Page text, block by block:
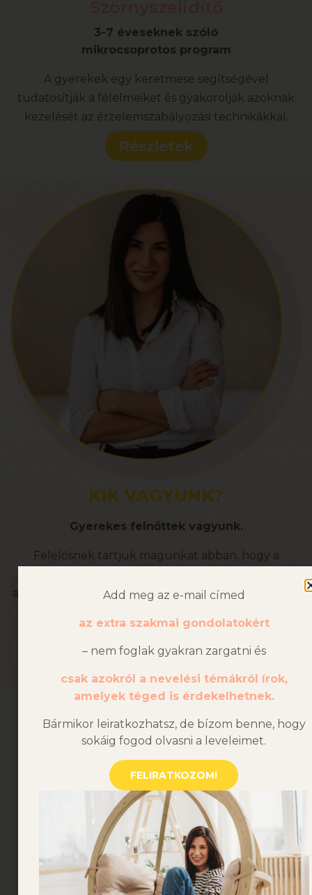
3-7 éveseknek szóló
mikrocsoprotos program
A gyerekek egy keretmese segítségével
tudatosítják a félelmeiket és gyakorolják azoknak
kezelését az érzelemszabályozási technikákkal.
Részletek
KIK VAGYUNK?
Gyerekes felnőttek vagyunk.
Felelősnek tartjuk magunkat abban, hogy a
annak érdekében, hogy gyerekeknek és szülőknek
támogatást nyújtsuk.
Add meg az e-mail címed
az extra szakmai gondolatokért
– nem foglak gyakran zargatni és
csak azokról a nevelési témákról írok,
amelyek téged is érdekelhetnek.
Bármikor leiratkozhatsz, de bízom benne, hogy
sokáig fogod olvasni a leveleimet.
FELIRATKOZOM!